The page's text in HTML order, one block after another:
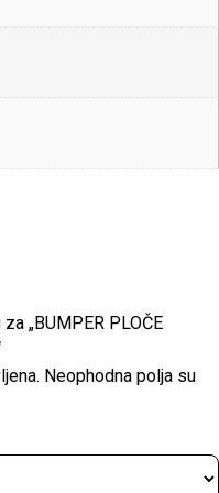
„BUMPER PLOČE
Neophodna polja su